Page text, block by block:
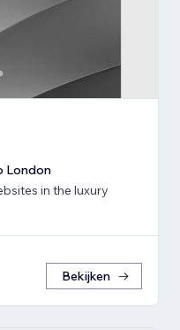
London
in the luxury
Bekijken